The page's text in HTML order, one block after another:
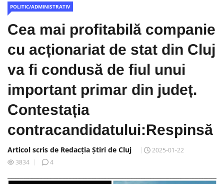
POLITIC/ADMINISTRATIV
Cea mai profitabilă companie
cu acționariat de stat din Cluj
va fi condusă de fiul unui
important primar din județ.
Contestația
contracandidatului:Respinsă
Articol scris de Redacția Știri de Cluj
2025-01-22
3834
4